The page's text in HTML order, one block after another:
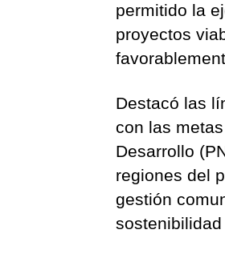
permitido la
proyectos
Destacó las
con las
Desarrollo
regiones del
gestión